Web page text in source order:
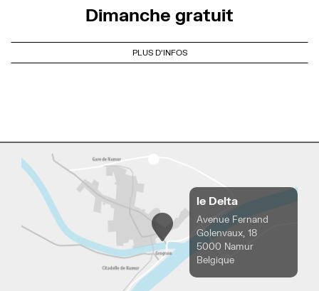
Dimanche gratuit
PLUS D'INFOS
le Delta
Avenue Fernand
Golenvaux, 18
5000 Namur
Belgique